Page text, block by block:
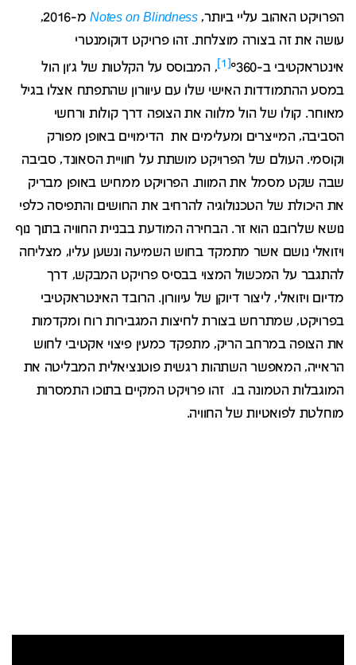
הפרויקט האהוב עליי ביותר,Notes on Blindness
מ-2016,
עושה את זה בצורה מוצלחת. זהו פרויקט דוקומנטרי
אינטראקטיבי ב-°360 [1]
, המבוסס על הקלטות של ג'ון הול
במסע ההתמודדות האישי שלו עם עיוורון שהתפתח אצלו בגיל
מאוחר. קולו של הול מלווה את הצופה דרך קולות ורחשי
הסביבה, המייצרים ומעלימים את הדימויים באופן מפורק
וקוסמי. העולם של הפרויקט מושתת על חוויית הסאונד, סביבה
שבה שקט מסמל את המוות. הפרויקט ממחיש באופן מבריק
את היכולת של הטכנולוגיה להרחיב את החושים והתפיסה כלפי
נושא שלרובנו הוא זר. הבחירה המודעת בבניית החוויה בתוך נוף
ויזואלי נושם אשר מתמקד בחוש השמיעה ונשען עליו, מצליחה
להתגבר על המכשול המצוי בבסיס פרויקט המבקש, דרך
מדיום ויזואלי, ליצור דיוקן של עיוורון. הרובד האינטראקטיבי
בפרויקט, שמתרחש בצורת לחיצות המגבירות רוח ומקדמות
את הצופה במרחב הריק, מתפקד כמעין פיצוי אקטיבי לחוש
הראייה, המאפשר השתהות רגשית פוטנציאלית המבליטה את
המוגבלות הטמונה בו. זהו פרויקט המקיים בתוכו התמסרות
מוחלטת לפואטיות של החוויה.